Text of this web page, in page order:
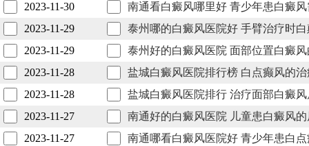
2023-11-30
南通看白癜风哪里好 青少年患白癜
2023-11-29
泰州哪的白癜风医院好 手臂治疗时
2023-11-29
泰州好的白癜风医院 面部位置白癜
2023-11-28
盐城白癜风医院排行榜 白点癫风的
2023-11-28
盐城白癜风医院排行 治疗面部白癜
2023-11-27
南通好的白癜风医院 儿童患白癜风
2023-11-27
南通哪看白癜风医院好 青少年患白